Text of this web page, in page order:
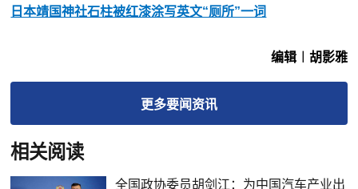
日本靖国神社石柱被红漆涂写英文“厕所”一词
编辑︱胡影雅
更多要闻资讯
相关阅读
全国政协委员胡剑江：为中国汽车产业出